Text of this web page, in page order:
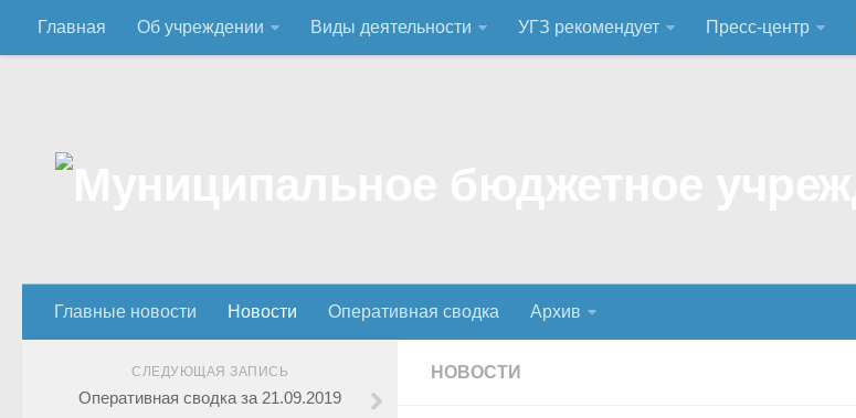
Главная Об учреждении Виды деятельности УГЗ рекомендует Пресс-центр
Главные новости Новости Оперативная сводка Архив
НОВОСТИ
СЛЕДУЮЩАЯ ЗАПИСЬ
Оперативная сводка за 21.09.2019